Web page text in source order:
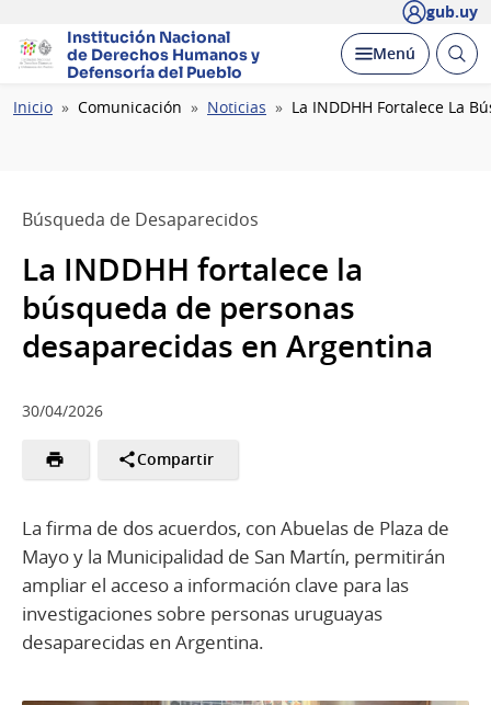
gub.uy
Institución Nacional
de Derechos Humanosy
Defensoría del Pueblo
Desplegar
Menú Abrir
Ruta
Inicio Comunicación Noticias La INDDHH Fortalece La
Búsqueda de Desaparecidos
La INDDHH fortalece la
búsqueda de personas
desaparecidas en Argentina
30/04/2026
Compartir
La firma de dos acuerdos, con Abuelas de Plaza de
Mayo y la Municipalidad de San Martín, permitirán
ampliar el acceso a información clave para las
investigaciones sobre personas uruguayas
desaparecidas en Argentina.